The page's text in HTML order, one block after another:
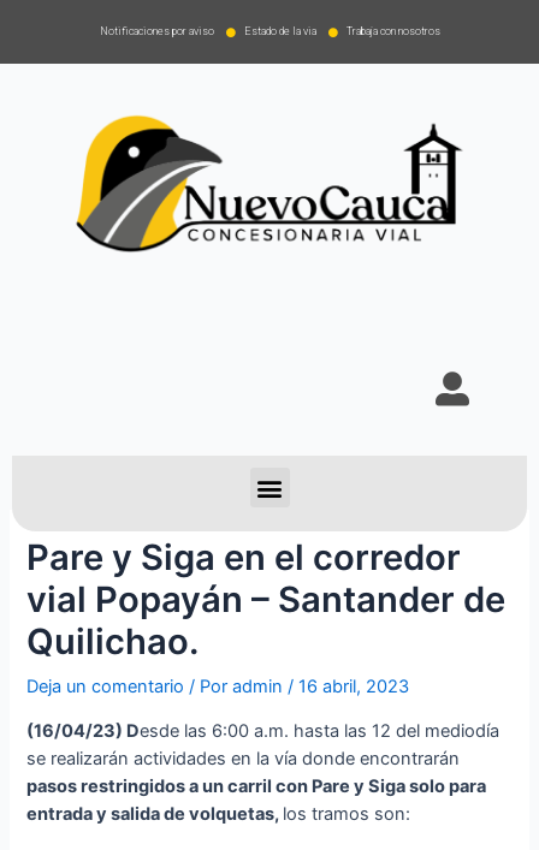
Notificaciones por aviso Estado de la via Trabaja con nosotros
Pare y Siga en el corredor
vial Popayán – Santander de
Quilichao.
Deja un comentario / Poradmin /16 abril, 2023
(16/04/23) Desde las 6:00 a.m. hasta las 12 del mediodía
se realizarán actividades en la vía donde encontrarán
pasos restringidos a un carril con Pare y Siga solo para
entrada y salida de volquetas, los tramos son: